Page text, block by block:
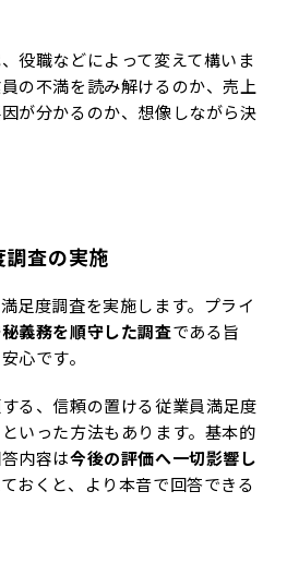
役職などによって変えて構いま
の不満を読み解けるのか、売上
が分かるのか、想像しながら決
査の実施
足度調査を実施します。プライ
義務を順守した調査である旨
心です。
る、信頼の置ける従業員満足度
いった方法もあります。基本的
内容は今後の評価へ一切影響し
おくと、より本音で回答できる